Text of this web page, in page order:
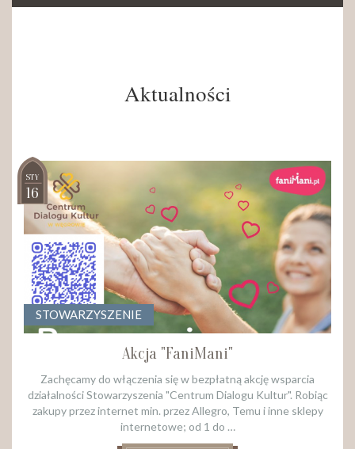
59 9236 0008 0012 8645 2000 0010
Aktualności
STOWARZYSZENIE
STY
16
Akcja "FaniMani"
Zachęcamy do włączenia się w bezpłatną akcję wsparcia
działalności Stowarzyszenia "Centrum Dialogu Kultur". Robiąc
zakupy przez internet min. przez Allegro, Temu i inne sklepy
internetowe; od 1 do …